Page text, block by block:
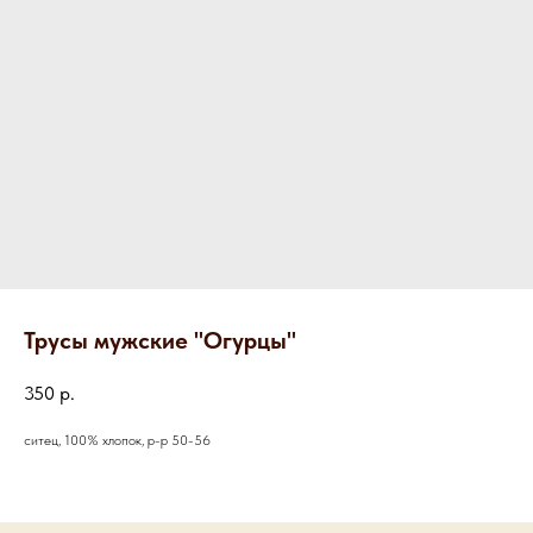
Трусы мужские "Огурцы"
350 р.
ситец, 100% хлопок, р-р 50-56